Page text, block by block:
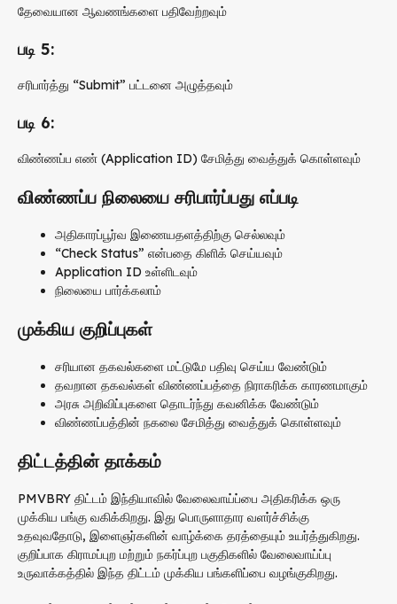
தேவையான ஆவணங்களை பதிவேற்றவும்
படி 5:
சரிபார்த்து “Submit” பட்டனை அழுத்தவும்
படி 6:
விண்ணப்ப எண் (Application ID) சேமித்து வைத்துக் கொள்ளவும்
விண்ணப்ப நிலையை சரிபார்ப்பது எப்படி
அதிகாரப்பூர்வ இணையதளத்திற்கு செல்லவும்
“Check Status” என்பதை கிளிக் செய்யவும்
Application ID உள்ளிடவும்
நிலையை பார்க்கலாம்
முக்கிய குறிப்புகள்
சரியான தகவல்களை மட்டுமே பதிவு செய்ய வேண்டும்
தவறான தகவல்கள் விண்ணப்பத்தை நிராகரிக்க காரணமாகும்
அரசு அறிவிப்புகளை தொடர்ந்து கவனிக்க வேண்டும்
விண்ணப்பத்தின் நகலை சேமித்து வைத்துக் கொள்ளவும்
திட்டத்தின் தாக்கம்
PMVBRY திட்டம் இந்தியாவில் வேலைவாய்ப்பை அதிகரிக்க ஒரு
முக்கிய பங்கு வகிக்கிறது. இது பொருளாதார வளர்ச்சிக்கு
உதவுவதோடு, இளைஞர்களின் வாழ்க்கை தரத்தையும் உயர்த்துகிறது.
குறிப்பாக கிராமப்புற மற்றும் நகர்ப்புற பகுதிகளில் வேலைவாய்ப்பு
உருவாக்கத்தில் இந்த திட்டம் முக்கிய பங்களிப்பை வழங்குகிறது.